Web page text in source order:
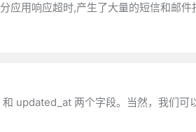
应用响应超时,产生了大量的短信和邮
updated_at 两个字段。当然，我们可